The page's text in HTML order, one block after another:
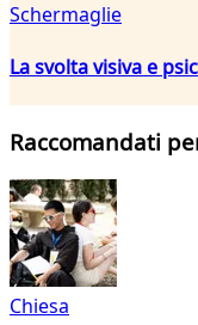
Schermaglie
La svolta visiva e
Raccomandati
Chiesa